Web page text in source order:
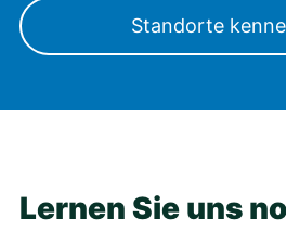
Standorte
Lernen Sie uns